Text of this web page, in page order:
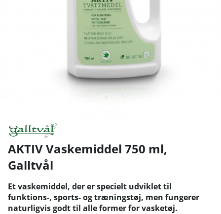
AKTIV Vaskemiddel 750 ml,
Galltvål
Et vaskemiddel, der er specielt udviklet til
funktions-, sports- og træningstøj, men fungerer
naturligvis godt til alle former for vasketøj.